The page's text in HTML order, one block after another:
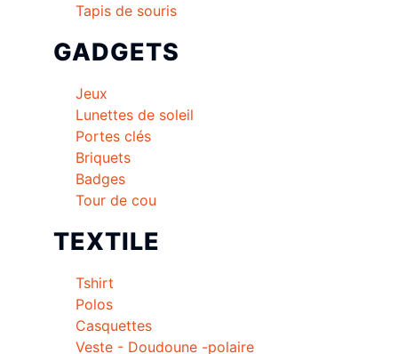
Tapis de souris
GADGETS
Jeux
Lunettes de soleil
Portes clés
Briquets
Badges
Tour de cou
TEXTILE
Tshirt
Polos
Casquettes
Veste - Doudoune -polaire